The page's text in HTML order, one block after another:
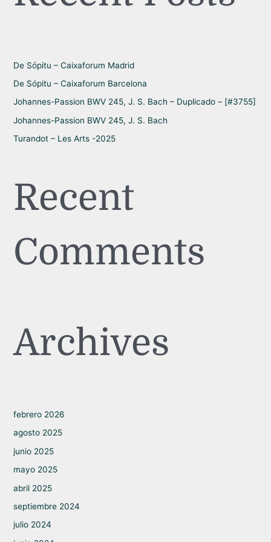
rDe Sópitu – Caixaforum Madrid
De Sópitu – Caixaforum Barcelona
Johannes-Passion BWV 245, J. S. Bach – Duplicado – [#3755]
Johannes-Passion BWV 245, J. S. Bach
Turandot – Les Arts -2025
Recent
Comments
Archives
febrero 2026
agosto 2025
junio 2025
mayo 2025
abril 2025
septiembre 2024
julio 2024